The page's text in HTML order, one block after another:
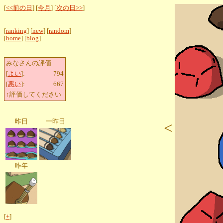
[<<前の日 ] [今月 ] [次の日>>]
[ranking] [new] [random]
[home] [blog]
みなさんの評価
[よい]:
794
[悪い]:
667
↑評価してください
昨日 一昨日
昨年
[+]
<